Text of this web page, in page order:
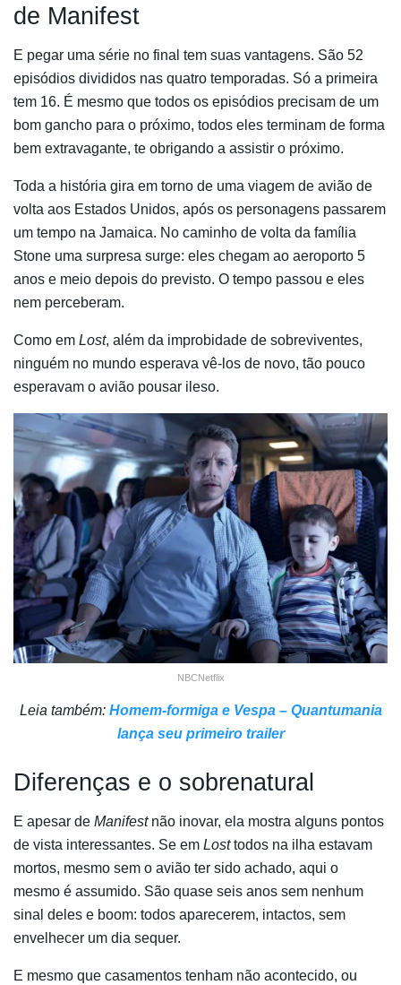
de Manifest
E pegar uma série no final tem suas vantagens. São 52
episódios divididos nas quatro temporadas. Só a primeira
tem 16. É mesmo que todos os episódios precisam de um
bom gancho para o próximo, todos eles terminam de forma
bem extravagante, te obrigando a assistir o próximo.
Toda a história gira em torno de uma viagem de avião de
volta aos Estados Unidos, após os personagens passarem
um tempo na Jamaica. No caminho de volta da família
Stone uma surpresa surge: eles chegam ao aeroporto 5
anos e meio depois do previsto. O tempo passou e eles
nem perceberam.
Como em Lost, além da improbidade de sobreviventes,
ninguém no mundo esperava vê-los de novo, tão pouco
esperavam o avião pousar ileso.
NBCNetflix
Leia também: Homem-formiga e Vespa – Quantumania
lança seu primeiro trailer
Diferenças e o sobrenatural
E apesar de Manifestnão inovar, ela mostra alguns pontos
de vista interessantes. Se em Losttodos na ilha estavam
mortos, mesmo sem o avião ter sido achado, aqui o
mesmo é assumido. São quase seis anos sem nenhum
sinal deles e boom: todos aparecerem, intactos, sem
envelhecer um dia sequer.
E mesmo que casamentos tenham não acontecido, ou